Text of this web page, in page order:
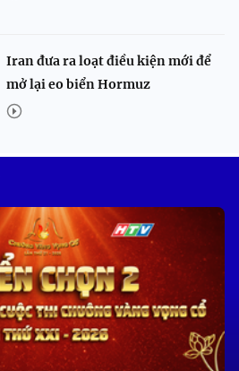
Iran đưa ra loạt điều kiện mới để
mở lại eo biển Hormuz